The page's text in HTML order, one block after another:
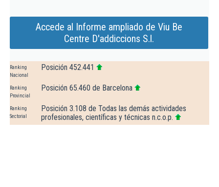
Accede al Informe ampliado de Viu Be
Centre D'addiccions S.l.
Ranking
Nacional
Posición 452.441
Ranking
Provincial
Posición 65.460 de Barcelona
Ranking
Sectorial
Posición 3.108 de Todas las demás actividades
profesionales, científicas y técnicas n.c.o.p.